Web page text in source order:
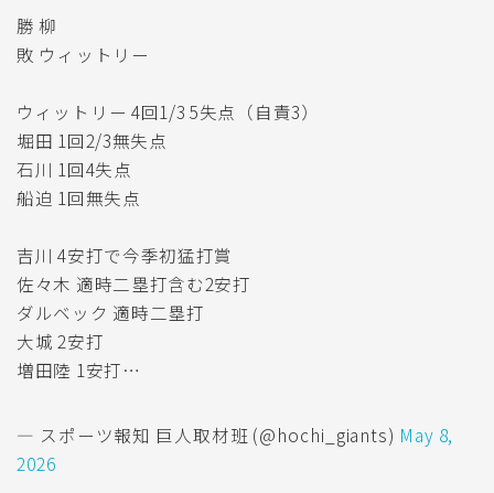
勝 柳
敗 ウィットリー
ウィットリー 4回1/3 5失点（自責3）
堀田 1回2/3無失点
石川 1回4失点
船迫 1回無失点
吉川 4安打で今季初猛打賞
佐々木 適時二塁打含む2安打
ダルベック 適時二塁打
大城 2安打
増田陸 1安打…
— スポーツ報知 巨人取材班 (@hochi_giants) May 8,
2026